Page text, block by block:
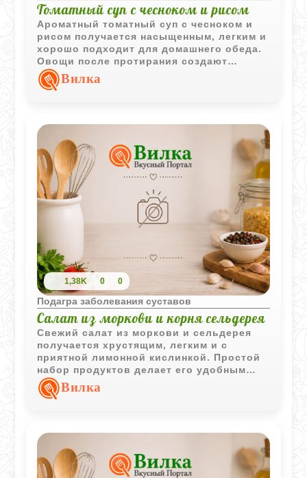
Томатный суп с чесноком и рисом
Ароматный томатный суп с чесноком и
рисом получается насыщенным, легким и
хорошо подходит для домашнего обеда.
Овощи после протирания создают
мягкую текстуру и яркий вкус без
сложного приготовления.
Вилка
1,38K 0 0
Подагра заболевания суставов
Салат из моркови и корня сельдерея
Свежий салат из моркови и сельдерея
получается хрустящим, легким и с
приятной лимонной кислинкой. Простой
набор продуктов делает его удобным
вариантом для быстрого повседневного
меню.Вилка